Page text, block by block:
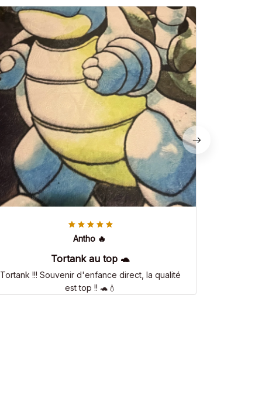
Antho 🔥
Tortank au top 🐢
Tortank !!! Souvenir d'enfance direct, la qualité
est top !! 🐢💧